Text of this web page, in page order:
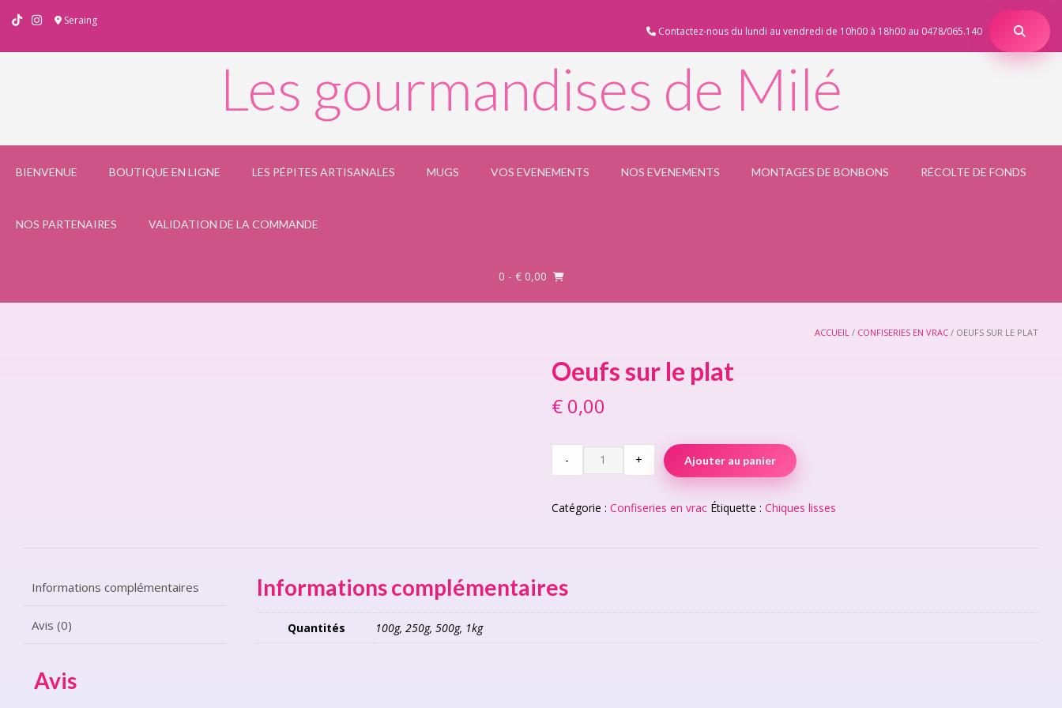
Seraing
Contactez-nous du lundi au vendredi de 10h00 à 18h00 au 0478/065.140
Les gourmandises de Milé
BIENVENUE BOUTIQUE EN LIGNE LES PÉPITES ARTISANALES MUGS VOS EVENEMENTS NOS EVENEMENTS MONTAGES DE BONBONS RÉCOLTE DE FONDS
NOS PARTENAIRES VALIDATION DE LA COMMANDE
0 - € 0,00
ACCUEIL / CONFISERIES EN VRAC / OEUFS SUR LE PLAT
Oeufs sur le plat
€0,00
plat
quantity
- + Ajouter au panier
Catégorie : Confiseries en vrac Étiquette : Chiques lisses
Informations complémentaires
Avis (0)
Informations complémentaires
Quantités 100g, 250g, 500g, 1kg
Avis